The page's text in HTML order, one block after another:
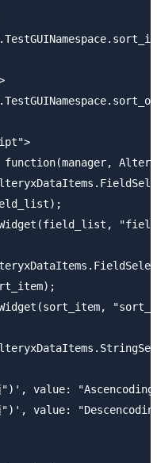
value:
value: